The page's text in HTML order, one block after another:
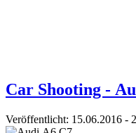
Car Shooting -
Veröffentlicht: 15.06.2016 -